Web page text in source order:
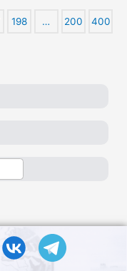
198 … 200 400